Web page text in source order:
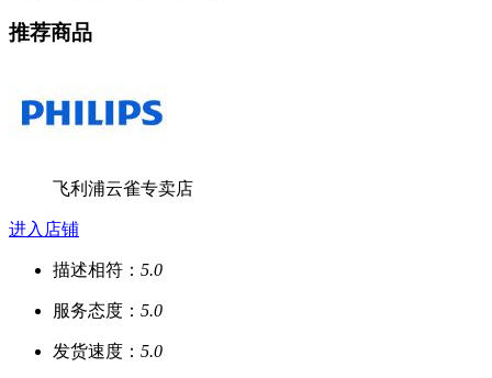
推荐商品
飞利浦云雀专卖店
进入店铺
描述相符： 5.0
服务态度： 5.0
发货速度： 5.0